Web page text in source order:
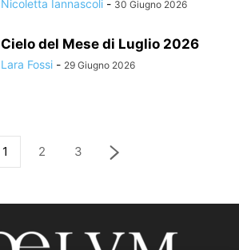
Nicoletta Iannascoli - 30 Giugno 2026
Cielo del Mese di Luglio 2026
Lara Fossi - 29 Giugno 2026
1 2 3